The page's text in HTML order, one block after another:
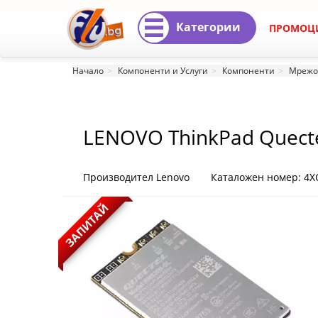
LENOVO
RM520N-
GL
5G
M.2
WWAN
Module
Категории
Начало Компоненти и Услуги Компоненти
LENOVO ThinkPad
Производител Lenovo Каталожен номер:
ЗАПИТАЙ